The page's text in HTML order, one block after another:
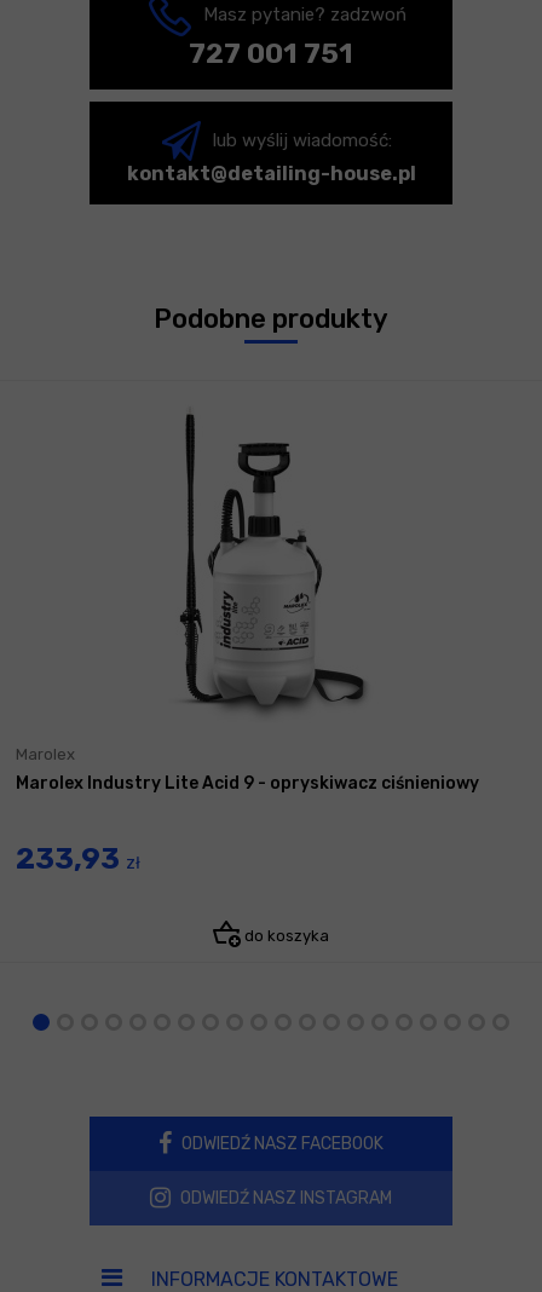
Masz pytanie? zadzwoń
727 001 751
lub wyślij wiadomość:
kontakt@detailing-house.pl
Podobne produkty
Marolex
Marolex Industry Lite Acid 9 - opryskiwacz ciśnieniowy
233,93 zł
do koszyka
ODWIEDŹ NASZ FACEBOOK
ODWIEDŹ NASZ INSTAGRAM
INFORMACJE KONTAKTOWE